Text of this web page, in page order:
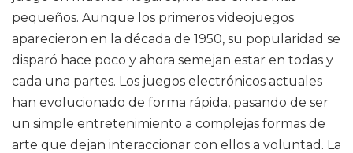
pequeños. Aunque los primeros videojuegos
aparecieron en la década de 1950, su popularidad se
disparó hace poco y ahora semejan estar en todas y
cada una partes. Los juegos electrónicos actuales
han evolucionado de forma rápida, pasando de ser
un simple entretenimiento a complejas formas de
arte que dejan interaccionar con ellos a voluntad. La